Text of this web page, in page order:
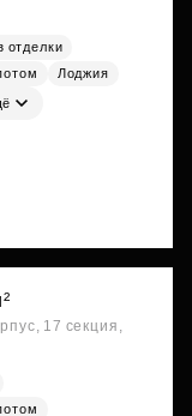
отделки
Лоджия
17 секция,